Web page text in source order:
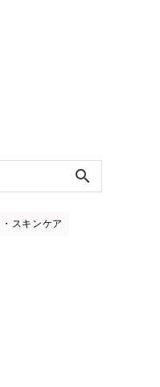
search
スキンケア